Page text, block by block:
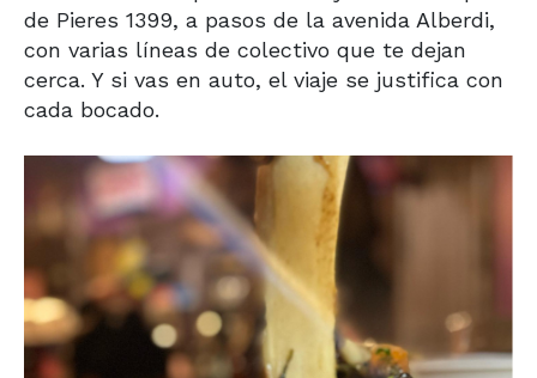
de Pieres 1399, a pasos de la avenida Alberdi,
con varias líneas de colectivo que te dejan
cerca. Y si vas en auto, el viaje se justifica con
cada bocado.